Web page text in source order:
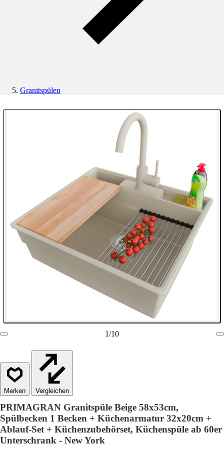
Granitspülen
1/10
Vergleichen
PRIMAGRAN Granitspüle Beige 58x53cm,
Spülbecken 1 Becken + Küchenarmatur 32x20cm +
Ablauf-Set + Küchenzubehörset, Küchenspüle ab 60er
Unterschrank - New York